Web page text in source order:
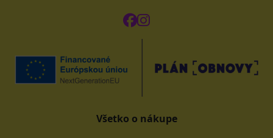
Všetko o nákupe